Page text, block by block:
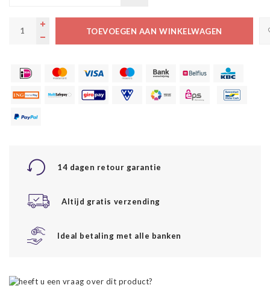
TOEVOEGEN AAN WINKELWAGEN
14 dagen retour garantie
Altijd gratis verzending
Ideal betaling met alle banken